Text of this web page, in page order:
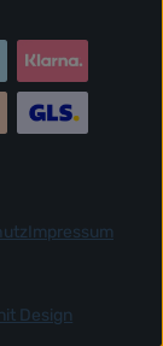
Design
Impressum